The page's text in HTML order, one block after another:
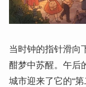
当时钟的指针滑向
酣梦中苏醒。午后
城市迎来了它的“